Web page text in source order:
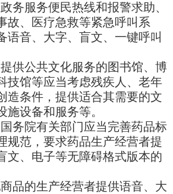
务服务便民热线和报警求助、
故、医疗急救等紧急呼叫系
语音、大字、盲文、一键呼叫
供公共文化服务的图书馆、博
技馆等应当考虑残疾人、老年
造条件，提供适合其需要的文
施设备和服务等。
务院有关部门应当完善药品标
规范，要求药品生产经营者提
文、电子等无障碍格式版本的
品的生产经营者提供语音、大